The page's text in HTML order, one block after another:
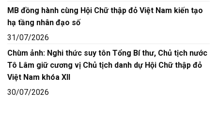
MB đồng hành cùng Hội Chữ thập đỏ Việt Nam kiến tạo
hạ tầng nhân đạo số
31/07/2026
Chùm ảnh: Nghi thức suy tôn Tổng Bí thư, Chủ tịch nước
Tô Lâm giữ cương vị Chủ tịch danh dự Hội Chữ thập đỏ
Việt Nam khóa XII
30/07/2026